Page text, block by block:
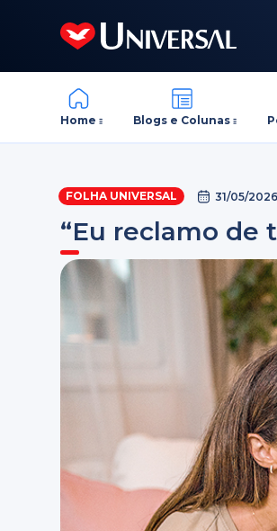
Home Blogs e Colunas
FOLHA UNIVERSAL 31/05/2026
“Eu reclamo de